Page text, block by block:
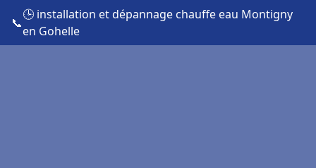
📞
🕒 installation et dépannage chauffe eau Montigny
en Gohelle